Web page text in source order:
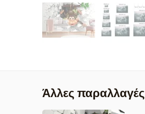
Άλλες παραλλαγές